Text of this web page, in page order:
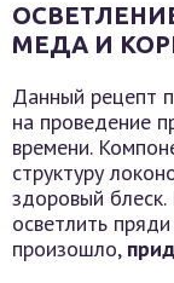
МЕДА И
Данный рецепт
на проведение
времени.
структуру
здоровый
осветлить
произошло,